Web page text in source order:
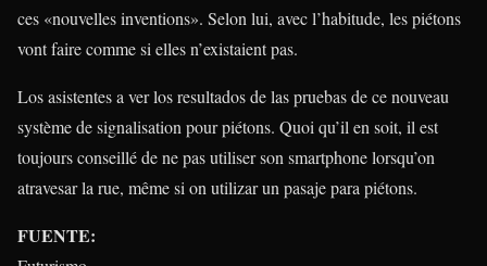
ces «nouvelles inventions». Selon lui, avec l’habitude, les piétons
vont faire comme si elles n’existaient pas.
Los asistentes a ver los resultados de las pruebas de ce nouveau
système de signalisation pour piétons. Quoi qu’il en soit, il est
toujours conseillé de ne pas utiliser son smartphone lorsqu’on
atravesar la rue, même si on utilizar un pasaje para piétons.
FUENTE: